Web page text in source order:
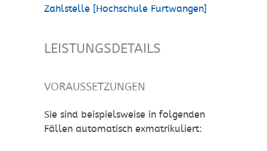
Zahlstelle [Hochschule Furtwangen]
LEISTUNGSDETAILS
VORAUSSETZUNGEN
Sie sind beispielsweise in folgenden
Fällen automatisch exmatrikuliert: